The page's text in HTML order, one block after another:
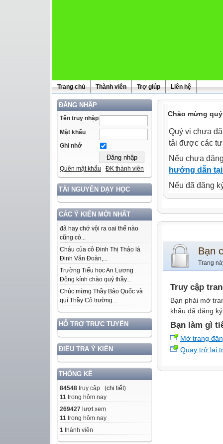
Trang chủ Thành viên Trợ giúp Liên hệ
ĐĂNG NHẬP
Tên truy nhập
Mật khẩu
Ghi nhớ
Quên mật khẩu ĐK thành viên
TÀI NGUYÊN DẠY HỌC
CÁC Ý KIẾN MỚI NHẤT
đã hay chớ vội ra oai thế nào
cũng có...
Cháu của cô Đinh Thị Thảo là
Đinh Văn Đoàn,...
Trường Tiểu học An Lương
Đông kính chào quý thầy...
Chúc mừng Thầy Bảo Quốc và
quí Thầy Cô trường...
HỖ TRỢ TRỰC TUYẾN
ĐIỀU TRA Ý KIẾN
THỐNG KÊ
84548 truy cập (chi tiết)
11 trong hôm nay
269427 lượt xem
11 trong hôm nay
1 thành viên
Chào mừng
Quý vị chưa
tải được các
Nếu chưa
hướng dẫn
Nếu đã đăng
Bạn
Trang
Truy cập
Bạn phải mở
khẩu đã đăng
Bạn làm gì
Mở trang
Quay trở lại